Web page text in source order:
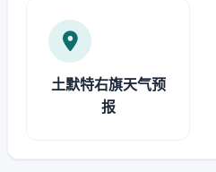
土默特右旗天气预
报